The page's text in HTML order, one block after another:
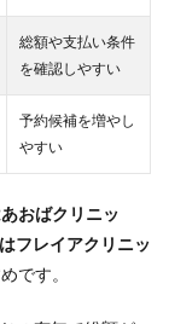
総額や支払い条件
を確認しやすい
予約候補を増やし
やすい
おばクリニッ
フレイアクリニッ
です。